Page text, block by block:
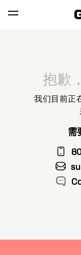
抱歉
我们目前正
需